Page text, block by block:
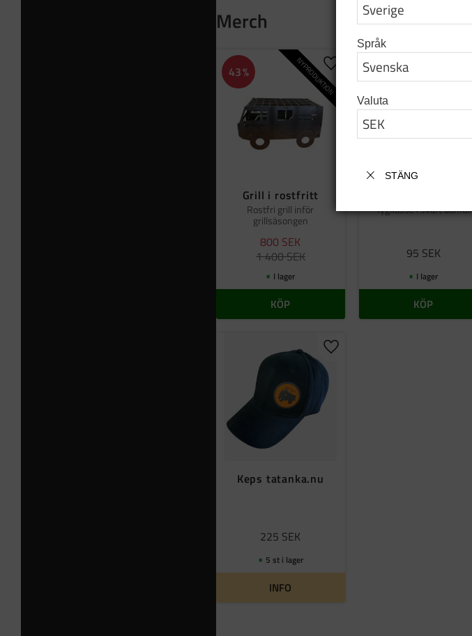
Merch
Grill i rostfritt
Rostfri grill inför
grillsäsongen
800 SEK
1 400SEK
43% NYPRODUKTIONLägg till i favoriter
I lager
KÖP
Tygkasse i svart bomull
95 SEK
I lager
KÖP
Keps tatanka.nu
225 SEK
Lägg till i favoriter
5 st i lager
INFO
Språk
Valuta
STÄNG